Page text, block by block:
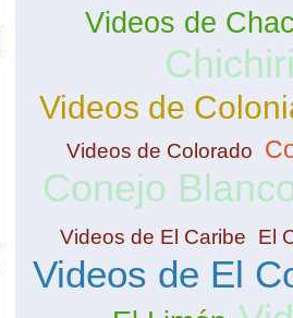
Videos de
Videos de
Videos de Colorado
Conejo
Videos de El Caribe El
Videos de El